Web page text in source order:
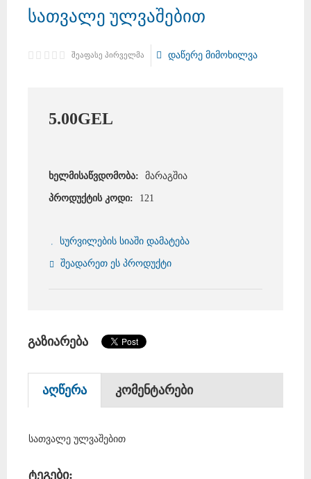
სათვალე ულვაშებით
შეაფასე პირველმა დაწერე მიმოხილვა
5.00GEL
ხელმისაწვდომობა: მარაგშია
პროდუქტის კოდი: 121
სურვილების სიაში დამატება
შეადარეთ ეს პროდუქტი
გაზიარება
აღწერა კომენტარები
სათვალე ულვაშებით
ტეგები: